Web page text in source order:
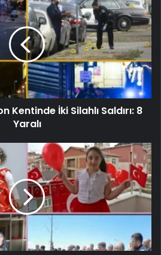
Kentinde İki Silahlı Saldırı: 8
Yaralı